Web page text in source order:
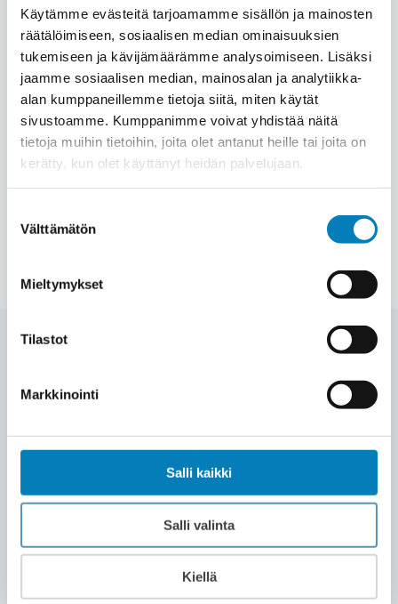
Käytämme evästeitä tarjoamamme sisällön ja mainosten
räätälöimiseen, sosiaalisen median ominaisuuksien
tukemiseen ja kävijämäärämme analysoimiseen. Lisäksi
jaamme sosiaalisen median, mainosalan ja analytiikka-
alan kumppaneillemme tietoja siitä, miten käytät
sivustoamme. Kumppanimme voivat yhdistää näitä
tietoja muihin tietoihin, joita olet antanut heille tai joita on
kerätty, kun olet käyttänyt heidän palvelujaan.
valinta
Välttämätön
Mieltymykset
Tilastot
Markkinointi
Salli kaikki
Salli valinta
Kiellä
Aurinkopaneelit omakotitaloon
Mannerheimintie 103 B, 00280 Helsinki
(käynti: Nauvontie 4)
Puh.09 428 274 70